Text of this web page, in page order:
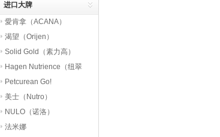
进口大牌
愛肯拿（ACANA）
渴望（Orijen）
Solid Gold（素力高）
Hagen Nutrience（纽翠
斯）
Petcurean Go!
美士（Nutro）
NULO（诺洛）
法米娜